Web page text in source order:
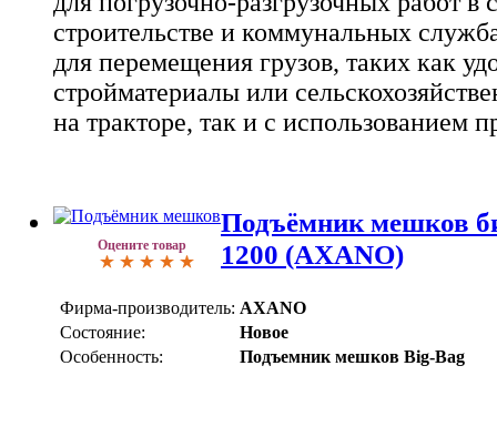
строительстве и коммунальных
для перемещения грузов, таких как
стройматериалы или
на тракторе, так и с использованием
Оцените товар
Подъёмник мешков
1200 (AXANO)
Фирма-производитель: AXANO
Состояние:
Новое
Особенность:
Подъемник мешков Big-Bag